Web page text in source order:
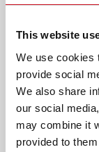
This website
We use cookies
provide social
We also share
our social
may combine it
provided to
alles fijn blijft
dat we
Dat het nog